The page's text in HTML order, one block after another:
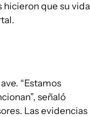
hicieron que su vida
“Estamos
señaló
Las evidencias